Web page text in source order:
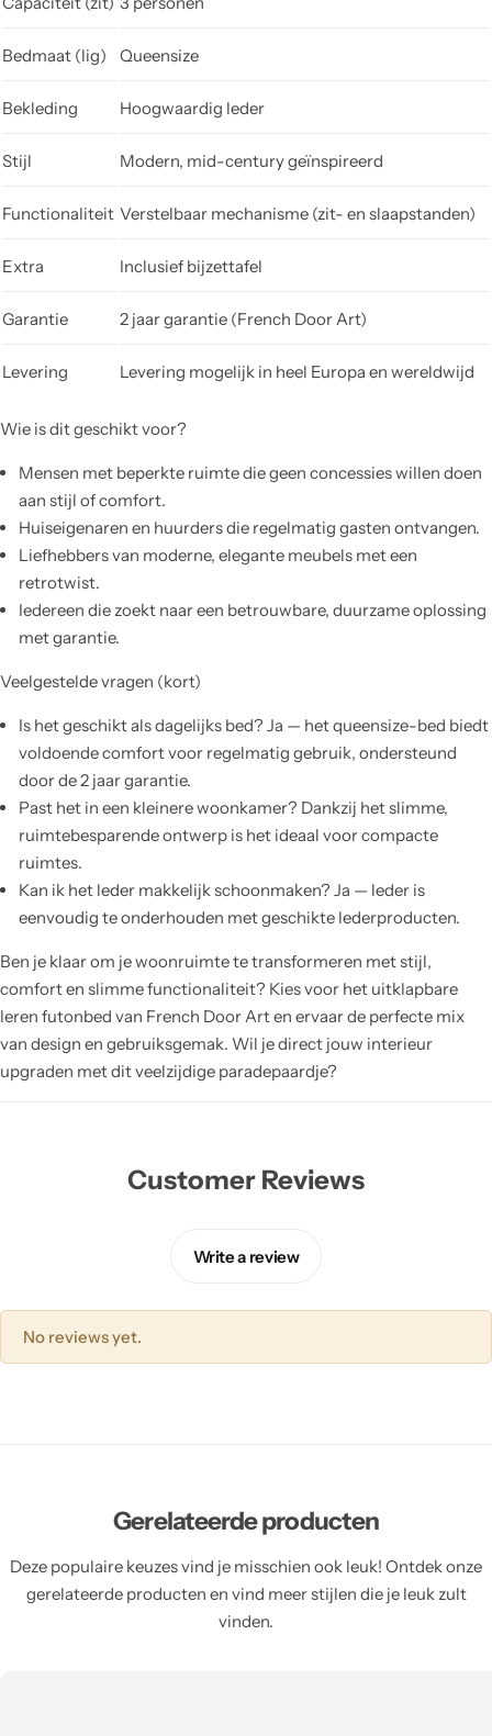
Bedmaat (lig) Queensize
Bekleding Hoogwaardig leder
Stijl Modern, mid-century geïnspireerd
Functionaliteit Verstelbaar mechanisme (zit- en slaapstanden)
Extra Inclusief bijzettafel
Garantie 2 jaar garantie (French Door Art)
Levering Levering mogelijk in heel Europa en wereldwijd
Wie is dit geschikt voor?
Mensen met beperkte ruimte die geen concessies willen doen
aan stijl of comfort.
Huiseigenaren en huurders die regelmatig gasten ontvangen.
Liefhebbers van moderne, elegante meubels met een
retrotwist.
Iedereen die zoekt naar een betrouwbare, duurzame oplossing
met garantie.
Veelgestelde vragen (kort)
Is het geschikt als dagelijks bed? Ja — het queensize-bed biedt
voldoende comfort voor regelmatig gebruik, ondersteund
door de 2 jaar garantie.
Past het in een kleinere woonkamer? Dankzij het slimme,
ruimtebesparende ontwerp is het ideaal voor compacte
ruimtes.
Kan ik het leder makkelijk schoonmaken? Ja — leder is
eenvoudig te onderhouden met geschikte lederproducten.
Ben je klaar om je woonruimte te transformeren met stijl,
comfort en slimme functionaliteit? Kies voor het uitklapbare
leren futonbed van French Door Art en ervaar de perfecte mix
van design en gebruiksgemak. Wil je direct jouw interieur
upgraden met dit veelzijdige paradepaardje?
Customer Reviews
Write a review
No reviews yet.
Gerelateerde producten
Deze populaire keuzes vind je misschien ook leuk! Ontdek onze
gerelateerde producten en vind meer stijlen die je leuk zult
vinden.